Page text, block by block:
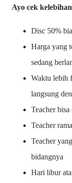
Ayo cek
Disc 50%
Harga yang
sedang
Waktu lebih
langsung
Teacher
Teacher
Teacher
bidangnya
Hari libur